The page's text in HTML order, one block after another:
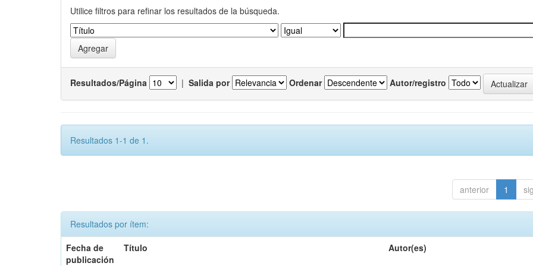
Utilice filtros para refinar los resultados de la búsqueda.
Resultados/Página | Salida por Ordenar Autor/registro
Resultados 1-1 de 1.
anterior 1
Resultados por ítem:
Fecha de
publicación
Título Autor(es)